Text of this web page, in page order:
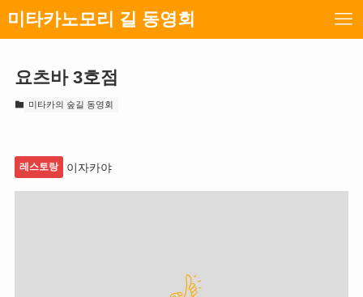
미타카노모리 길 동영회
요츠바 3호점
미타카의 숲길 동영회
레스토랑 이자카야